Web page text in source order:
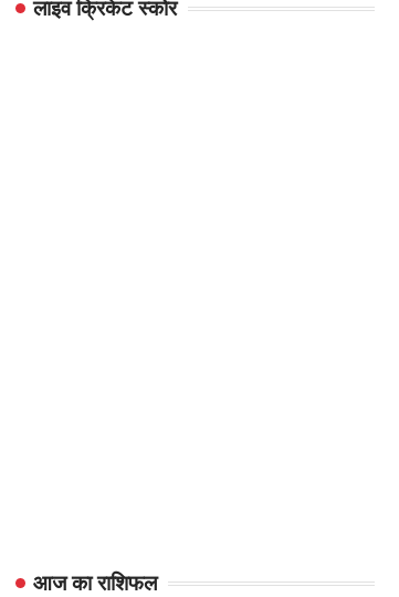
लाइव क्रिकेट स्कोर
आज का राशिफल